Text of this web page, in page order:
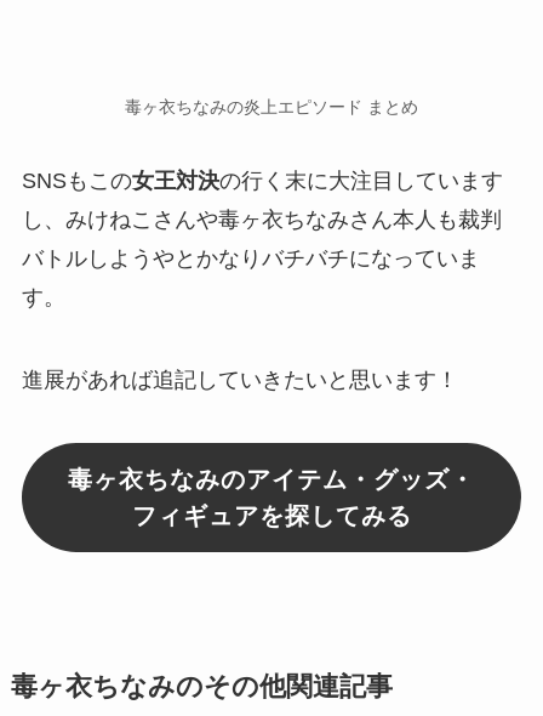
毒ヶ衣ちなみの炎上エピソード まとめ
SNSもこの女王対決の行く末に大注目しています
し、みけねこさんや毒ヶ衣ちなみさん本人も裁判
バトルしようやとかなりバチバチになっていま
す。
進展があれば追記していきたいと思います！
毒ヶ衣ちなみのアイテム・グッズ・
フィギュアを探してみる
毒ヶ衣ちなみのその他関連記事